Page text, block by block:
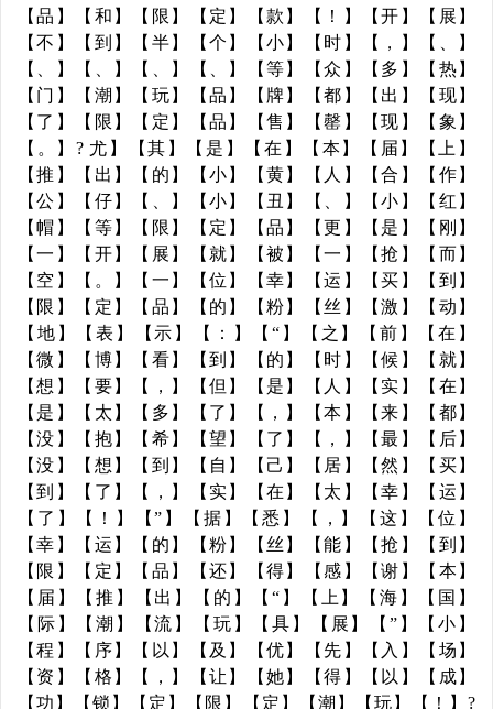
【品】【和】【限】【定】【款】【！】【开】【展】
【不】【到】【半】【个】【小】【时】【，】【、】
【、】【、】【、】【、】【等】【众】【多】【热】
【门】【潮】【玩】【品】【牌】【都】【出】【现】
【了】【限】【定】【品】【售】【罄】【现】【象】
【。】? 尤】【其】【是】【在】【本】【届】【上】
【推】【出】【的】【小】【黄】【人】【合】【作】
【公】【仔】【、】【小】【丑】【、】【小】【红】
【帽】【等】【限】【定】【品】【更】【是】【刚】
【一】【开】【展】【就】【被】【一】【抢】【而】
【空】【。】【一】【位】【幸】【运】【买】【到】
【限】【定】【品】【的】【粉】【丝】【激】【动】
【地】【表】【示】【：】【“】【之】【前】【在】
【微】【博】【看】【到】【的】【时】【候】【就】
【想】【要】【，】【但】【是】【人】【实】【在】
【是】【太】【多】【了】【，】【本】【来】【都】
【没】【抱】【希】【望】【了】【，】【最】【后】
【没】【想】【到】【自】【己】【居】【然】【买】
【到】【了】【，】【实】【在】【太】【幸】【运】
【了】【！】【”】【据】【悉】【，】【这】【位】
【幸】【运】【的】【粉】【丝】【能】【抢】【到】
【限】【定】【品】【还】【得】【感】【谢】【本】
【届】【推】【出】【的】【“】【上】【海】【国】
【际】【潮】【流】【玩】【具】【展】【”】【小】
【程】【序】【以】【及】【优】【先】【入】【场】
【资】【格】【，】【让】【她】【得】【以】【成】
【功】【锁】【定】【限】【定】【潮】【玩】【！】?